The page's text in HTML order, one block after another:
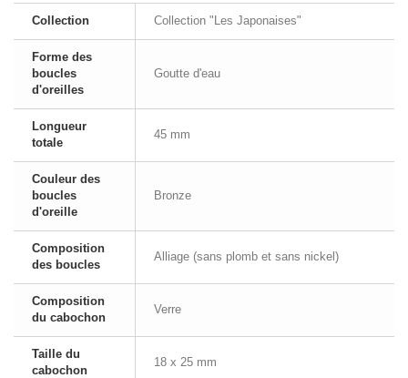
Collection Collection "Les Japonaises"
Forme des
boucles
d'oreilles
Goutte d'eau
Longueur
totale
45 mm
Couleur des
boucles
d'oreille
Bronze
Composition
des boucles
Alliage (sans plomb et sans nickel)
Composition
du cabochon
Verre
Taille du
cabochon
18 x 25 mm